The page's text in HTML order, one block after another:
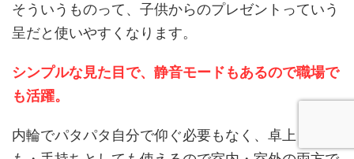
そういうものって、子供からのプレゼントっていう
呈だと使いやすくなります。
シンプルな見た目で、静音モードもあるので職場で
も活躍。
内輪でパタパタ自分で仰ぐ必要もなく、卓上として